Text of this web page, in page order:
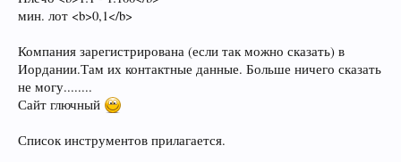
мин. лот <b>0,1</b>
Компания зарегистрирована (если так можно сказать) в
Иордании.Там их контактные данные. Больше ничего сказать
не могу........
Сайт глючный
Список инструментов прилагается.